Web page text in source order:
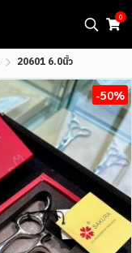
0
20601 6.0นิ้ว
-50%